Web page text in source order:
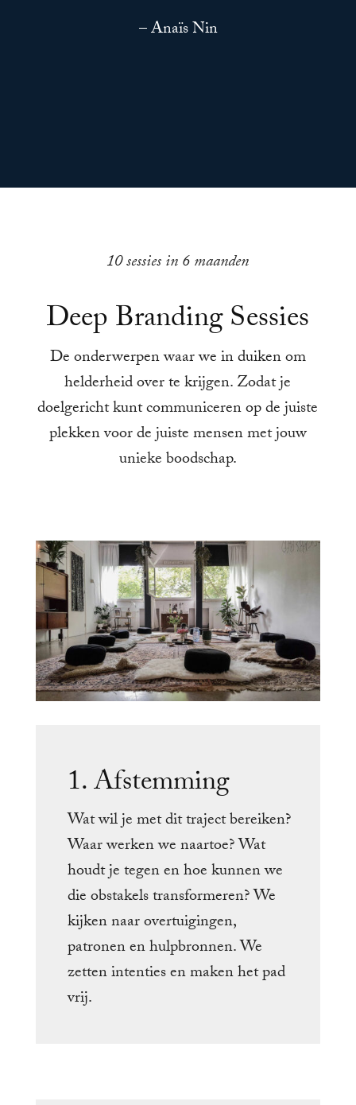
– Anaïs Nin
10 sessies in 6 maanden
Deep Branding Sessies
De onderwerpen waar we in duiken om
helderheid over te krijgen. Zodat je
doelgericht kunt communiceren op de juiste
plekken voor de juiste mensen met jouw
unieke boodschap.
1. Afstemming
Wat wil je met dit traject bereiken?
Waar werken we naartoe? Wat
houdt je tegen en hoe kunnen we
die obstakels transformeren? We
kijken naar overtuigingen,
patronen en hulpbronnen. We
zetten intenties en maken het pad
vrij.